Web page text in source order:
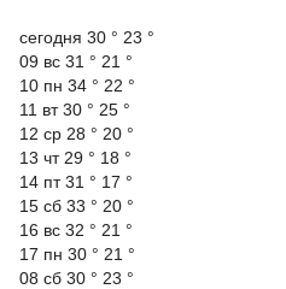
cегодня 30 ° 23 °
09 вс 31 ° 21 °
10 пн 34 ° 22 °
11 вт30 ° 25 °
12 ср 28 ° 20 °
13 чт 29 ° 18 °
14 пт31 ° 17 °
15 сб 33 ° 20 °
16 вс 32 ° 21 °
17 пн 30 ° 21 °
08 сб 30 ° 23 °